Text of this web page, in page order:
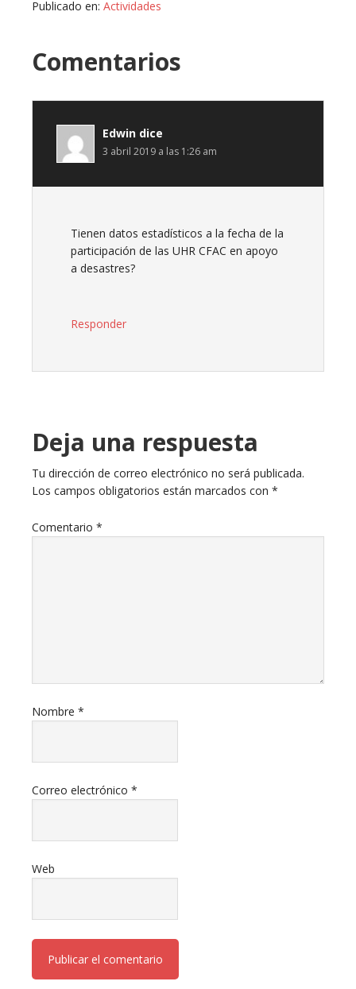
Publicado en: Actividades
Comentarios
Edwin dice
3 abril 2019 a las 1:26 am
Tienen datos estadísticos a la fecha de la
participación de las UHR CFAC en apoyo
a desastres?
Responder
Deja una respuesta
Tu dirección de correo electrónico no será publicada.
Los campos obligatorios están marcados con *
Comentario *
Nombre *
Correo electrónico *
Web